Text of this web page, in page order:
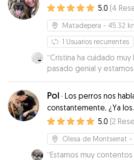
5.0 (4
Matadepera - 45.32
1 Usuarios recurrentes
“Cristina ha cuidado muy
pasado genial y
duda repetiremos.”
Pol · Los perros nos
constantemente, ¿Ya los
entiendes?
5.0 (2
Olesa de Montserrat -
“Estamos muy